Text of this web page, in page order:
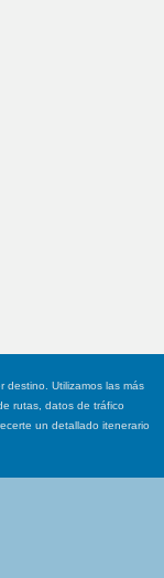
destino. Utilizamos las más
rutas, datos de tráfico
un detallado itenerario